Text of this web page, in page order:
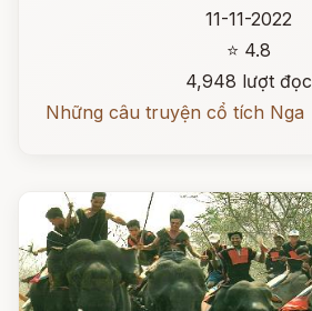
11-11-2022
⭐ 4.8
4,948 lượt đọc
Những câu truyện cổ tích Nga